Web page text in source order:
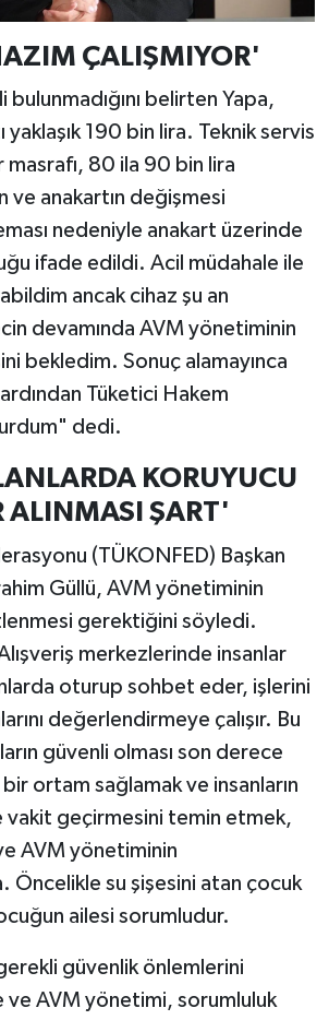
ÇALIŞMIYOR'
bulunmadığını belirten Yapa,
yaklaşık 190 bin lira. Teknik servis
masrafı, 80 ila 90 bin lira
ve anakartın değişmesi
nedeniyle anakart üzerinde
ifade edildi. Acil müdahale ile
ancak cihaz şu an
devamında AVM yönetiminin
bekledim. Sonuç alamayınca
Tüketici Hakem
dedi.
KORUYUCU
ALINMASI ŞART'
(TÜKONFED) Başkan
Güllü, AVM yönetiminin
gerektiğini söyledi.
merkezlerinde insanlar
oturup sohbet eder, işlerini
değerlendirmeye çalışır. Bu
güvenli olması son derece
ortam sağlamak ve insanların
vakit geçirmesini temin etmek,
AVM yönetiminin
Öncelikle su şişesini atan çocuk
ailesi sorumludur.
gerekli güvenlik önlemlerini
ve AVM yönetimi, sorumluluk